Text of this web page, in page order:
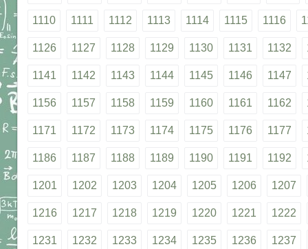
1110 1111 1112 1113 1114 1115 1116
1126 1127 1128 1129 1130 1131 1132
1141 1142 1143 1144 1145 1146 1147
1156 1157 1158 1159 1160 1161 1162
1171 1172 1173 1174 1175 1176 1177
1186 1187 1188 1189 1190 1191 1192
1201 1202 1203 1204 1205 1206 1207
1216 1217 1218 1219 1220 1221 1222
1231 1232 1233 1234 1235 1236 1237